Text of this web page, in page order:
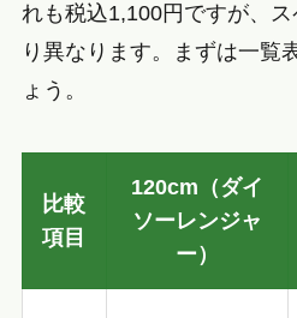
れも税込1,100円ですが、
り異なります。まずは一覧
ょう。
比較
項目
120cm（ダイ
ソーレンジャ
ー）